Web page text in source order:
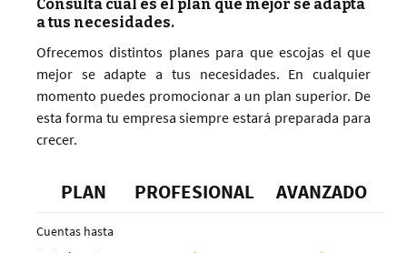
Consulta cual es el plan que mejor se adapta
a tus necesidades.
Ofrecemos distintos planes para que escojas el que
mejor se adapte a tus necesidades. En cualquier
momento puedes promocionar a un plan superior. De
esta forma tu empresa siempre estará preparada para
crecer.
PLAN PROFESIONAL AVANZADO
Cuentas hasta